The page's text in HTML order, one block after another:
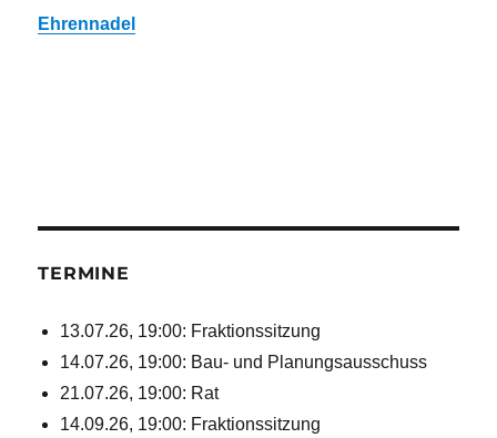
Ehrennadel
TERMINE
13.07.26, 19:00: Fraktionssitzung
14.07.26, 19:00: Bau- und Planungsausschuss
21.07.26, 19:00: Rat
14.09.26, 19:00: Fraktionssitzung